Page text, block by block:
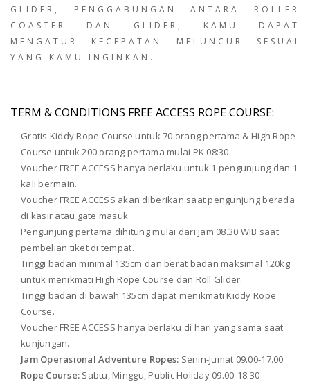
GLIDER, PENGGABUNGAN ANTARA ROLLER
COASTER DAN GLIDER, KAMU DAPAT
MENGATUR KECEPATAN MELUNCUR SESUAI
YANG KAMU INGINKAN.
TERM & CONDITIONS FREE ACCESS ROPE COURSE:
Gratis Kiddy Rope Course untuk 70 orang pertama & High Rope
Course untuk 200 orang pertama mulai PK 08:30.
Voucher FREE ACCESS hanya berlaku untuk 1 pengunjung dan 1
kali bermain.
Voucher FREE ACCESS akan diberikan saat pengunjung berada
di kasir atau gate masuk.
Pengunjung pertama dihitung mulai dari jam 08.30 WIB saat
pembelian tiket di tempat.
Tinggi badan minimal 135cm dan berat badan maksimal 120kg
untuk menikmati High Rope Course dan Roll Glider.
Tinggi badan di bawah 135cm dapat menikmati Kiddy Rope
Course.
Voucher FREE ACCESS hanya berlaku di hari yang sama saat
kunjungan.
Jam Operasional Adventure Ropes: Senin-Jumat 09.00-17.00
Rope Course: Sabtu, Minggu, Public Holiday 09.00-18.30